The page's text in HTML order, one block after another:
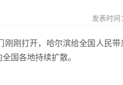
发表时
刚刚打开，哈尔滨给全国人民
国各地持续扩散。